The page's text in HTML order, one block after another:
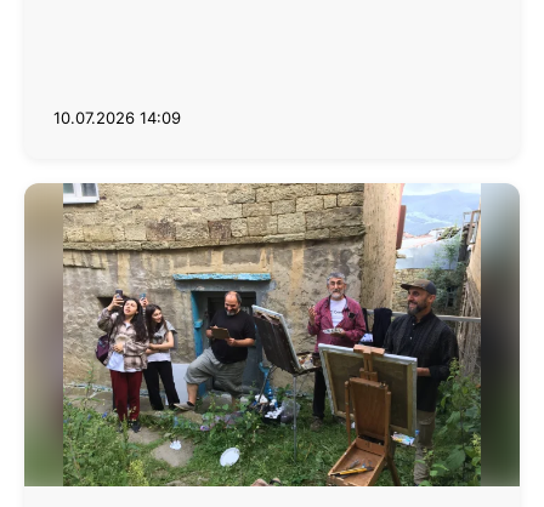
10.07.2026 14:09